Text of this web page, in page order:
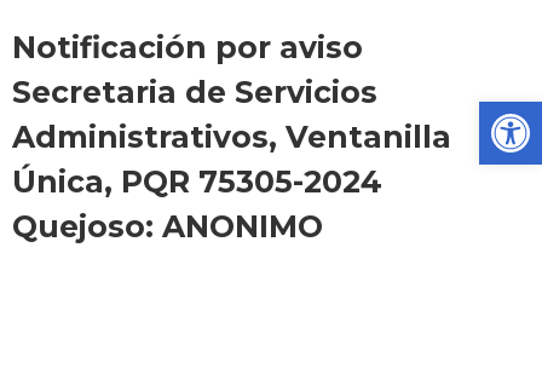
Notificación por aviso
Secretaria de Servicios
Administrativos, Ventanilla
Única, PQR 75305-2024
Quejoso: ANONIMO